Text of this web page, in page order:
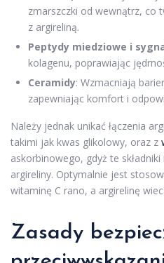
zmarszczki od wewnątrz, co
z argireliną.
Peptydy miedziowe i
kolagenu, poprawiając
Ceramidy: Wzmacniają
zapewniając komfort i
Należy jednak unikać łączenia
takimi jak kwas glikolowy, oraz z
askorbinowego, gdyż te
argireliny. Optymalnie jest
witaminę C rano, a argirelinę
Zasady